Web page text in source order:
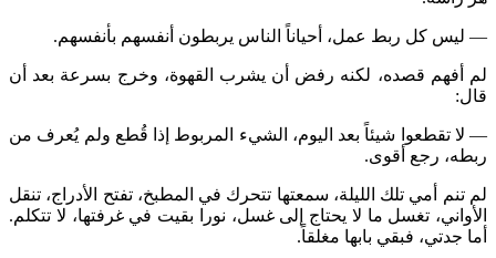
— ليس كل ربط عمل، أحياناً الناس يربطون أنفسهم بأنفسهم.
لم أفهم قصده، لكنه رفض أن يشرب القهوة، وخرج بسرعة بعد أن
قال:
— لا تقطعوا شيئاً بعد اليوم، الشيء المربوط إذا قُطع ولم يُعرف من
ربطه، رجع أقوى.
لم تنم أمي تلك الليلة، سمعتها تتحرك في المطبخ، تفتح الأدراج، تنقل
الأواني، تغسل ما لا يحتاج إلى غسل، نورا بقيت في غرفتها، لا تتكلم.
أما جدتي، فبقي بابها مغلقاً.